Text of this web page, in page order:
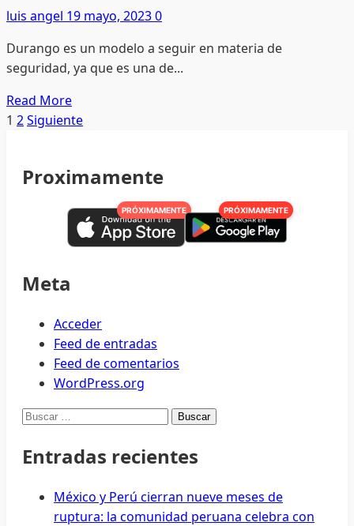
y
toneladas
de
forrajera
para
el
campo
luis angel 19 mayo, 20230
Durango es un modelo a seguir en materia de
seguridad, ya que es una de...
Read MoreRead
more
es
seguir
seguridad,
reconocen
instituciones
encargadas
Paginación
entradas
1 2Siguiente
Proximamente
PRÓXIMAMENTE PRÓXIMAMENTE
Meta
Acceder
Feed de entradas
Feed de comentarios
WordPress.org
Buscar:
Entradas recientes
México y Perú cierran nueve meses de
ruptura: la comunidad peruana celebra con